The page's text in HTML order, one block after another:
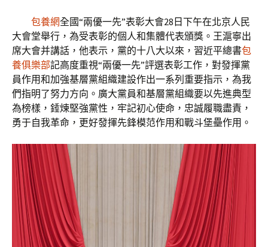
包養網全國“兩優一先”表彰大會28日下午在北京人民
大會堂舉行，為受表彰的個人和集體代表頒獎。王滬寧出
席大會并講話，他表示，黨的十八大以來，習近平總書包
養俱樂部記高度重視“兩優一先”評選表彰工作，對發揮黨
員作用和加強基層黨組織建設作出一系列重要指示，為我
們指明了努力方向。廣大黨員和基層黨組織要以先進典型
為榜樣，錘煉堅強黨性，牢記初心使命，忠誠履職盡責，
勇于自我革命，更好發揮先鋒模范作用和戰斗堡壘作用。